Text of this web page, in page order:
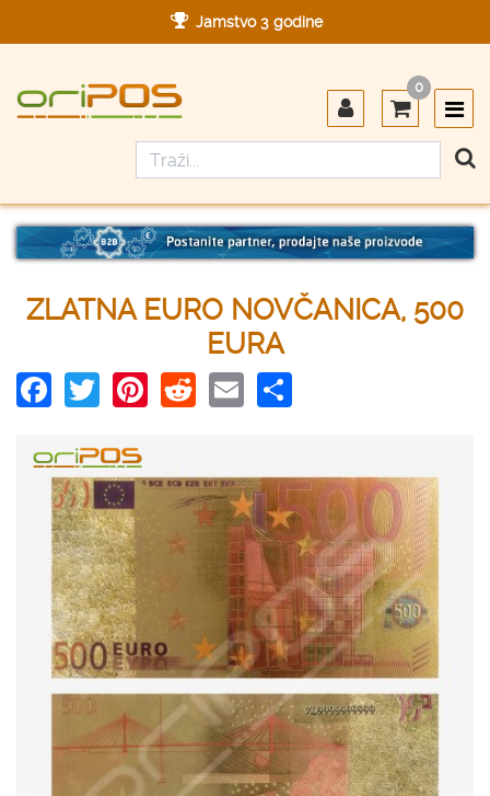
Jamstvo 3 godine
Designed in Germany
Made in Germany
0
ZLATNA EURO NOVČANICA, 500
EURA
Facebook
TwitterPinterest
Reddit
Email